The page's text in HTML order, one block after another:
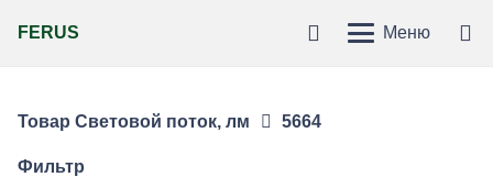
FERUS Меню
Товар Световой поток, лм 5664
Фильтр